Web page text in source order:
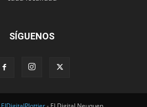
SÍGUENOS